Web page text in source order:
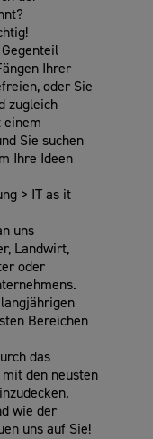
Ihrer
oder Sie
zugleich
einem
Sie suchen
Ihre Ideen
> IT as it
uns
Landwirt,
oder
Bereichen
das
den neusten
wie der
uns auf Sie!